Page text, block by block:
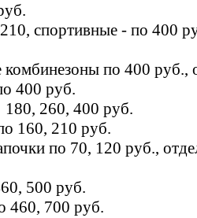
спортивные - по 400
по 400 руб.,
400 руб.
260, 400 руб.
160, 210 руб.
по 70, 120 руб.,
500 руб.
460, 700 руб.